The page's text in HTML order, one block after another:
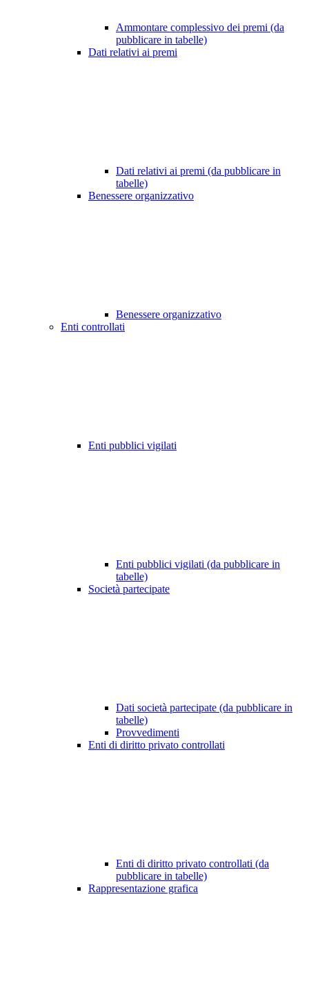
Ammontare complessivo dei premi (da
pubblicare in tabelle)
Dati relativi ai premi
Dati relativi ai premi (da pubblicare in
tabelle)
Benessere organizzativo
Benessere organizzativo
Enti controllati
Enti pubblici vigilati
Enti pubblici vigilati (da pubblicare in
tabelle)
Società partecipate
Dati società partecipate (da pubblicare in
tabelle)
Provvedimenti
Enti di diritto privato controllati
Enti di diritto privato controllati (da
pubblicare in tabelle)
Rappresentazione grafica